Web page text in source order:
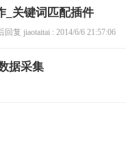
_关键词匹配插件
复 jiaotaitai : 2014/6/6 21:57:06
据采集